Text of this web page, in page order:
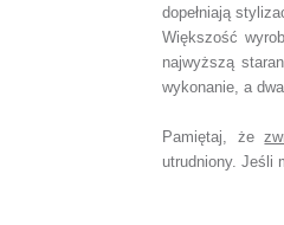
dopełniają
Większość
najwyższą
wykonanie, a
Pamiętaj, że
utrudniony. Jeśli